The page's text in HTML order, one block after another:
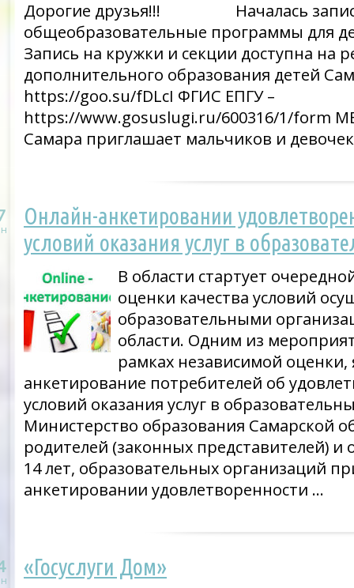
Дорогие друзья!!! Началась запись
общеобразовательные программы для
Запись на кружки и секции доступна на
дополнительного образования детей
https://goo.su/fDLcI ФГИС ЕПГУ –
https://www.gosuslugi.ru/600316/1/form
Самара приглашает мальчиков и
Онлайн-анкетировании
условий оказания услуг в
В области стартует
оценки качества условий
образовательными
области. Одним из
рамках независимой оценки,
анкетирование потребителей об
условий оказания услуг в
Министерство образования Самарской
родителей (законных представителей)
14 лет, образовательных организаций
анкетировании удовлетворенности …
«Госуслуги Дом»